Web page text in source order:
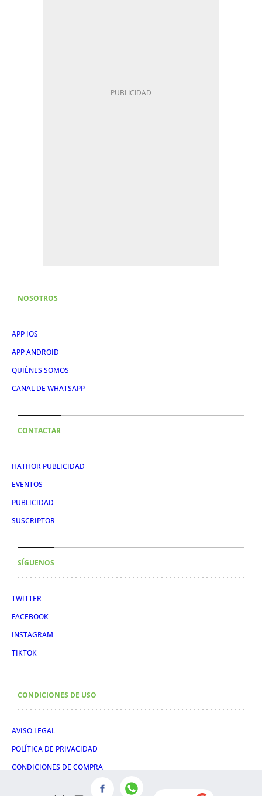
NOSOTROS
APP IOS
APP ANDROID
QUIÉNES SOMOS
CANAL DE WHATSAPP
CONTACTAR
HATHOR PUBLICIDAD
EVENTOS
PUBLICIDAD
SUSCRIPTOR
SÍGUENOS
TWITTER
FACEBOOK
INSTAGRAM
TIKTOK
CONDICIONES DE USO
AVISO LEGAL
POLÍTICA DE PRIVACIDAD
CONDICIONES DE COMPRA